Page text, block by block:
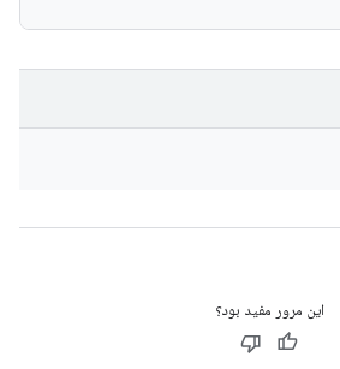
این مرور مفید بود؟